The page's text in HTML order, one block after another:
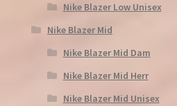
Nike Blazer Low Unisex
Nike Blazer Mid
Nike Blazer Mid Dam
Nike Blazer Mid Herr
Nike Blazer Mid Unisex